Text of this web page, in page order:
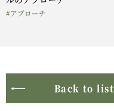
#アプローチ
Back to list